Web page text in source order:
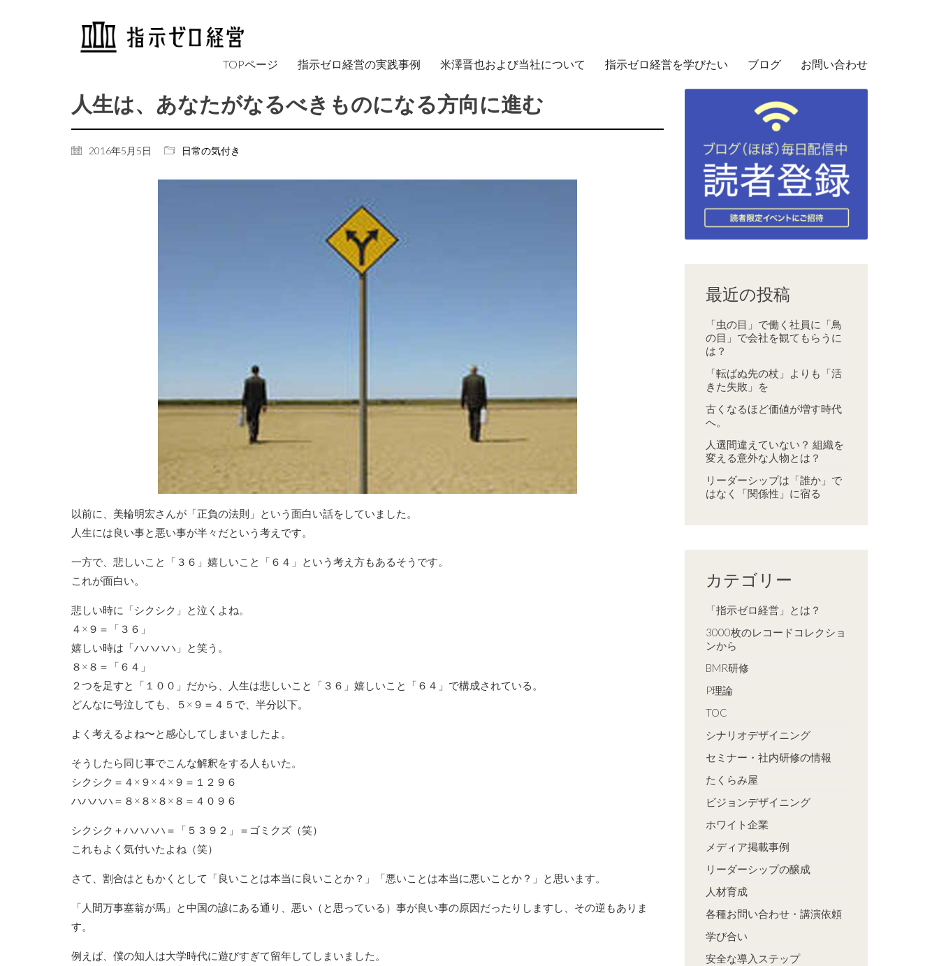
TOPページ 指示ゼロ経営の実践事例 米澤晋也および当社について 指示ゼロ経営を学びたい ブログ お問い合わせ
人生は、あなたがなるべきものになる方向に進む
2016年5月5日 日常の気付き
以前に、美輪明宏さんが「正負の法則」という面白い話をしていました。
人生には良い事と悪い事が半々だという考えです。
一方で、悲しいこと「３６」嬉しいこと「６４」という考え方もあるそうです。
これが面白い。
悲しい時に「シクシク」と泣くよね。
４×９＝「３６」
嬉しい時は「ハハハハ」と笑う。
８×８＝「６４」
２つを足すと「１００」だから、人生は悲しいこと「３６」嬉しいこと「６４」で構成されている。
どんなに号泣しても、５×９＝４５で、半分以下。
よく考えるよね〜と感心してしまいましたよ。
そうしたら同じ事でこんな解釈をする人もいた。
シクシク＝４×９×４×９＝１２９６
ハハハハ＝８×８×８×８＝４０９６
シクシク＋ハハハハ＝「５３９２」＝ゴミクズ（笑）
これもよく気付いたよね（笑）
さて、割合はともかくとして「良いことは本当に良いことか？」「悪いことは本当に悪いことか？」と思います。
「人間万事塞翁が馬」と中国の諺にある通り、悪い（と思っている）事が良い事の原因だったりしますし、その逆もありま
す。
例えば、僕の知人は大学時代に遊びすぎて留年してしまいました。
最近の投稿
「虫の目」で働く社員に「鳥
の目」で会社を観てもらうに
は？
「転ばぬ先の杖」よりも「活
きた失敗」を
古くなるほど価値が増す時代
へ。
人選間違えていない？ 組織を
変える意外な人物とは？
リーダーシップは「誰か」で
はなく「関係性」に宿る
カテゴリー
「指示ゼロ経営」とは？
3000枚のレコードコレクショ
ンから
BMR研修
P理論
TOC
シナリオデザイニング
セミナー・社内研修の情報
たくらみ屋
ビジョンデザイニング
ホワイト企業
メディア掲載事例
リーダーシップの醸成
人材育成
各種お問い合わせ・講演依頼
学び合い
安全な導入ステップ